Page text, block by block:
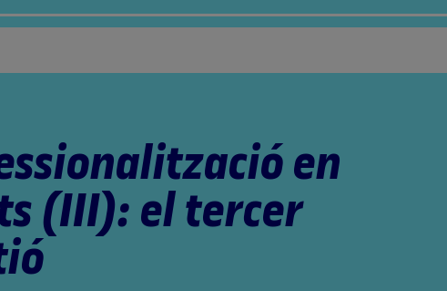
en
(III): el tercer